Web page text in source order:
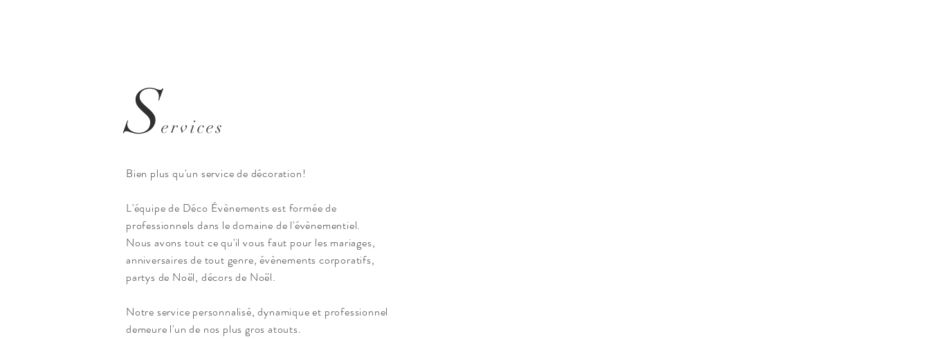
Services
Bien plus qu'un service de décoration!
L'équipe de Déco Évènements est formée de
professionnels dans le domaine de l'évènementiel.
Nous avons tout ce qu'il vous faut pour les mariages,
anniversaires de tout genre, évènements corporatifs,
partys de Noël, décors de Noël.
Notre service personnalisé,dynamique et professionnel
demeure l'un de nos plus gros atouts.